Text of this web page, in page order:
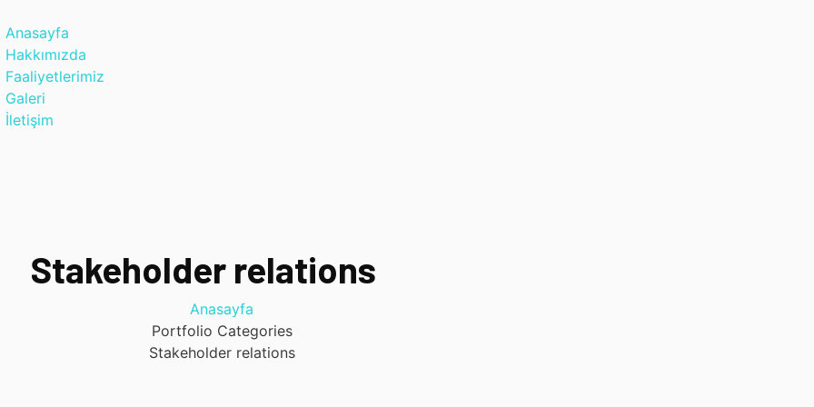
Anasayfa
Hakkımızda
Faaliyetlerimiz
Galeri
İletişim
Stakeholder relations
Anasayfa
Portfolio Categories
Stakeholder relations